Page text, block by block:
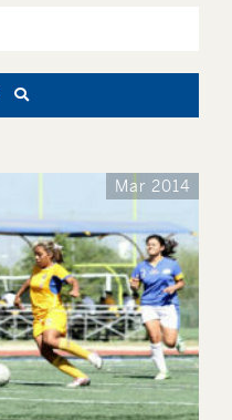
Mar 2014